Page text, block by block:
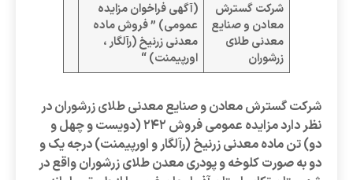
شرکت گسترش
معادن و صنایع
معدنی طلای
زرشوران
(آگهی فراخوانمزایده
عمومی) ” فروش ماده
معدنی زرنیخ (رآلگار ،
اورپیمنت) “
شرکت گسترش معادن و صنایع معدنی طلای زرشوران در
نظر دارد مزایده عمومی فروش ۲۴۲ (دویست و چهل و
دو) تن ماده معدنی زرنیخ (رآلگار و اورپیمنت) درجه یک و
دو به صورت کلوخه و پودری معدن طلای زرشوران واقع در